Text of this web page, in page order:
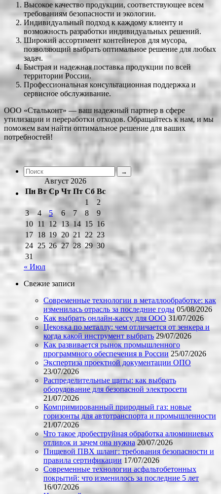
Высокое качество продукции, соответствующее всем
требованиям безопасности и экологии.
Индивидуальный подход к каждому клиенту и
возможность разработки индивидуальных решений.
Широкий ассортимент контейнеров для мусора,
позволяющий выбрать оптимальное решение для любых
задач.
Быстрая и надежная поставка продукции по всей
территории России.
Профессиональная консультационная поддержка и
сервисное обслуживание.
ООО «Cтальконт» — ваш надежный партнер в сфере
утилизации и переработки отходов. Обращайтесь к нам, и мы
поможем вам найти оптимальное решение для ваших
потребностей!
Август 2026
Пн Вт Ср Чт Пт Сб Вс
1
2
3
4 5 6 7 8
9
10 11 12 13 14 15 16
17 18 19 20 21 22 23
24 25 26 27 28 29 30
31
« Июл
Свежие записи
Современные технологии в металлообработке: как
изменилась отрасль за последние годы 05/08/2026
Как выбрать онлайн-кассу для ООО 31/07/2026
Цековка по металлу: чем отличается от зенкера и
когда какой инструмент выбрать 29/07/2026
Как развивается рынок промышленного
программного обеспечения в России 25/07/2026
Экспертиза проектной документации ОПО
23/07/2026
Распределительные щиты: как выбрать
оборудование для безопасной электросети
21/07/2026
Компримированный природный газ: новые
горизонты для автотранспорта и промышленности
21/07/2026
Что такое дробеструйная обработка алюминиевых
отливок и зачем она нужна 20/07/2026
Пищевой ПВХ шланг: требования безопасности и
правила сертификации 17/07/2026
Современные технологии асфальтобетонных
покрытий: что изменилось за последние 5 лет
16/07/2026